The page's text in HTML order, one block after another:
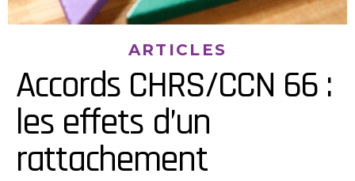
ARTICLES
Accords CHRS/CCN 66 :
les effets d’un
rattachement